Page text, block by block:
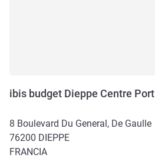
ibis budget Dieppe Centre Port
8 Boulevard Du General, De Gaulle
76200 DIEPPE
FRANCIA